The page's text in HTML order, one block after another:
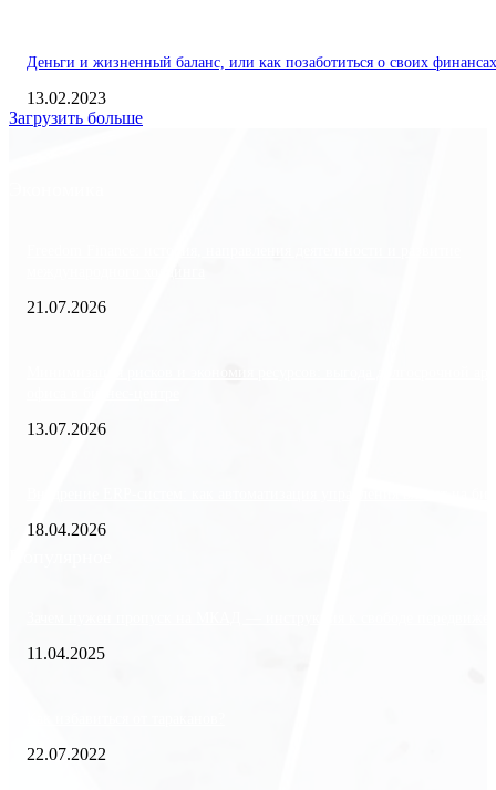
Деньги и жизненный баланс, или как позаботиться о своих финансах
13.02.2023
Загрузить больше
21.07.2026
13.07.2026
18.04.2026
11.04.2025
22.07.2022